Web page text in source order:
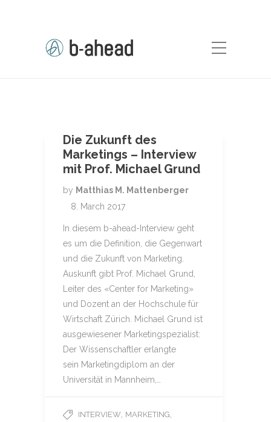
Die Zukunft des
Marketings – Interview
mit Prof. Michael Grund
by Matthias M. Mattenberger
8. March 2017
In diesem b-ahead-Interview geht
es um die Definition, die Gegenwart
und die Zukunft von Marketing.
Auskunft gibt Prof. Michael Grund,
Leiter des «Center for Marketing»
und Dozent an der Hochschule für
Wirtschaft Zürich. Michael Grund ist
ausgewiesener Marketingspezialist:
Der Wissenschaftler erlangte
sein Marketingdiplom an der
Universität in Mannheim,…
INTERVIEW MARKETING